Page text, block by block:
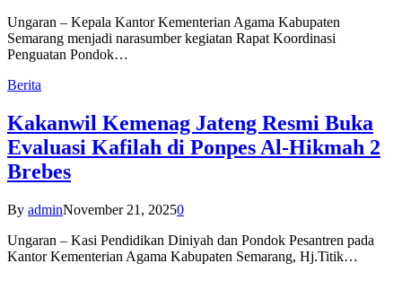
Ungaran – Kepala Kantor Kementerian Agama Kabupaten
Semarang menjadi narasumber kegiatan Rapat Koordinasi
Penguatan Pondok…
Berita
Kakanwil Kemenag Jateng Resmi Buka
Evaluasi Kafilah di Ponpes Al-Hikmah 2
Brebes
By adminNovember 21, 20250
Ungaran – Kasi Pendidikan Diniyah dan Pondok Pesantren pada
Kantor Kementerian Agama Kabupaten Semarang, Hj.Titik…